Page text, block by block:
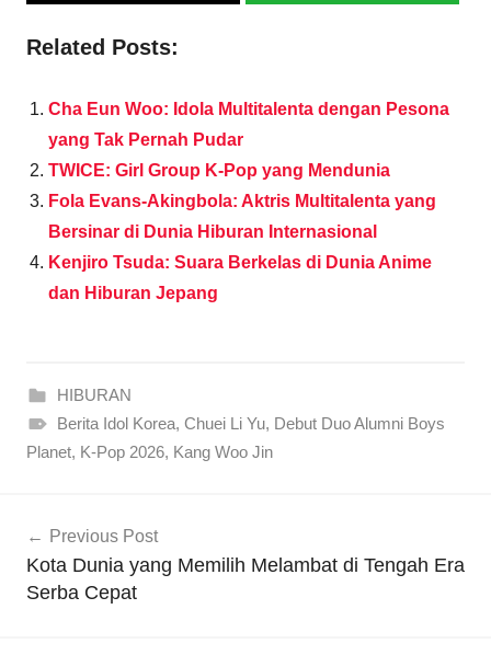
Related Posts:
Cha Eun Woo: Idola Multitalenta dengan Pesona
yang Tak Pernah Pudar
TWICE: Girl Group K-Pop yang Mendunia
Fola Evans-Akingbola: Aktris Multitalenta yang
Bersinar di Dunia Hiburan Internasional
Kenjiro Tsuda: Suara Berkelas di Dunia Anime
dan Hiburan Jepang
HIBURAN
Berita Idol Korea, Chuei Li Yu, Debut Duo Alumni Boys
Planet, K-Pop 2026, Kang Woo Jin
pos
Previous Post
Kota Dunia yang Memilih Melambat di Tengah Era
Serba Cepat